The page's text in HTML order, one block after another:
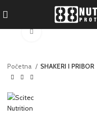
Početna SHAKERI I PRIBOR